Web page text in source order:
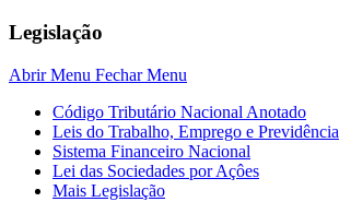
Legislação
Abrir Menu Fechar Menu
Código Tributário Nacional Anotado
Leis do Trabalho, Emprego e Previdência
Sistema Financeiro Nacional
Lei das Sociedades por Açôes
Mais Legislação